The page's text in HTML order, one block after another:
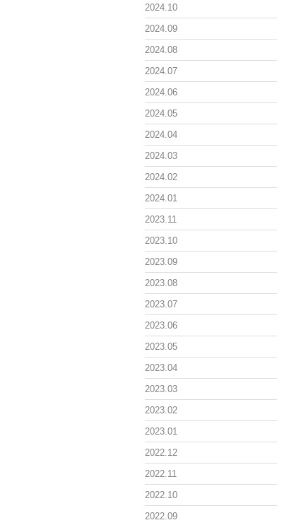
2024.10
2024.09
2024.08
2024.07
2024.06
2024.05
2024.04
2024.03
2024.02
2024.01
2023.11
2023.10
2023.09
2023.08
2023.07
2023.06
2023.05
2023.04
2023.03
2023.02
2023.01
2022.12
2022.11
2022.10
2022.09